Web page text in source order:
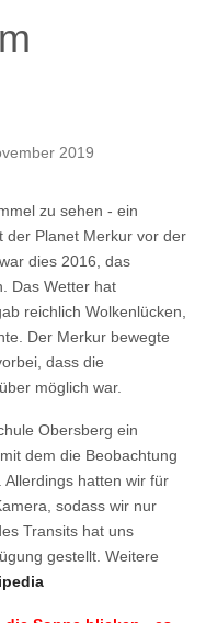
2019
zu sehen - ein
der Planet Merkur vor der
dies 2016, das
Das Wetter hat
reichlich Wolkenlücken,
Der Merkur bewegte
dass die
möglich war.
Obersberg ein
dem die Beobachtung
hatten wir für
sodass wir nur
Transits hat uns
gestellt. Weitere